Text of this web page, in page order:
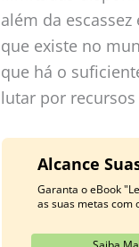
além da
que existe no
que há o
lutar por
Alcance
Garanta o eBook
as suas metas com